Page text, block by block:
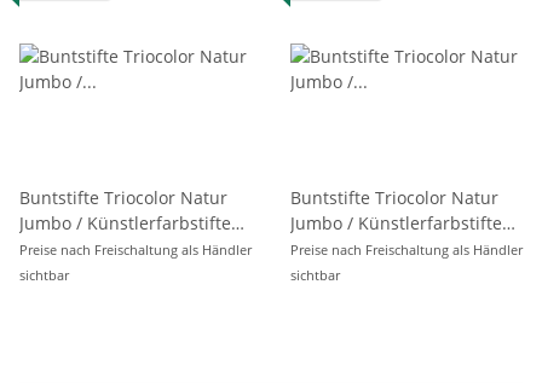
Buntstifte Triocolor Natur
Jumbo / Künstlerfarbstifte
12er Pack
Preise nach Freischaltung als Händler
sichtbar
Buntstifte Triocolor Natur
Jumbo / Künstlerfarbstifte
6er Pack
Preise nach Freischaltung als Händler
sichtbar